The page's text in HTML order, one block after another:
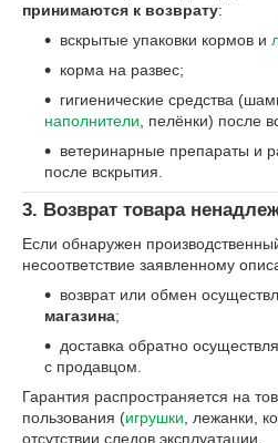
принимаются к возврату:
вскрытые упаковки кормов и
корма на развес;
гигиенические средства
наполнители , пелёнки) после
ветеринарные препараты и
после вскрытия.
3. Возврат товара
Если обнаружен
несоответствие заявленному
возврат или обмен
магазина;
доставка обратно
с продавцом.
Гарантия распространяется на
пользования (игрушки , лежанки,
отсутствии следов эксплуатации.